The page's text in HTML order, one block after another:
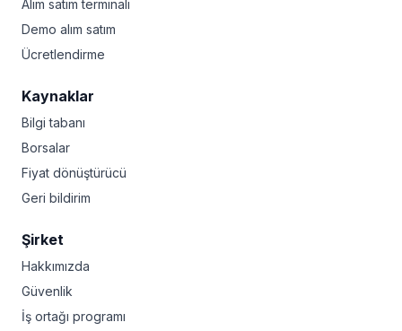
Alım satım terminali
Demo alım satım
Ücretlendirme
Kaynaklar
Bilgi tabanı
Borsalar
Fiyat dönüştürücü
Geri bildirim
Şirket
Hakkımızda
Güvenlik
İş ortağı programı